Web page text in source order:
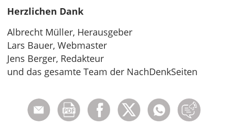
Herzlichen Dank
Albrecht Müller, Herausgeber
Lars Bauer, Webmaster
Jens Berger, Redakteur
und das gesamte Team der NachDenkSeiten